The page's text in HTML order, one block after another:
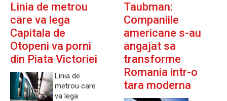
Linia de metrou
care va lega
Capitala de
Otopeni va porni
din Piata Victoriei
Linia de
metrou care
va lega
Taubman:
Companiile
americane s-au
angajat sa
transforme
Romania intr-o
tara moderna